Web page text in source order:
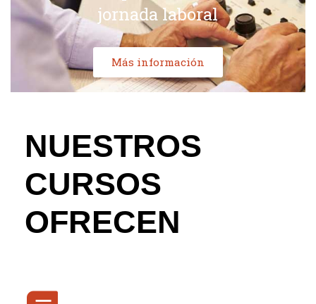
jornada laboral
Más información
NUESTROS
CURSOS
OFRECEN